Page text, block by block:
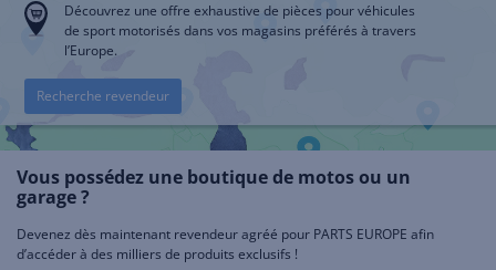
Découvrez une offre exhaustive de pièces pour véhicules
de sport motorisés dans vos magasins préférés à travers
l’Europe.
Recherche revendeur
Vous possédez une boutique de motos ou un
garage ?
Devenez dès maintenant revendeur agréé pour PARTS EUROPE afin
d’accéder à des milliers de produits exclusifs !